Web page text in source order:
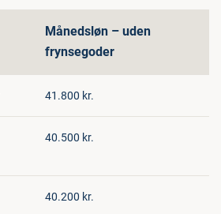
Månedsløn – uden
frynsegoder
41.800 kr.
40.500 kr.
40.200 kr.